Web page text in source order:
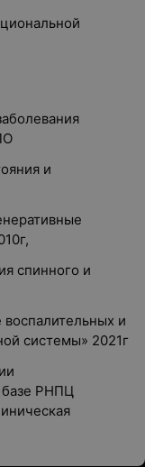
и
спинного и
и
системы» 2021г
базе РНПЦ